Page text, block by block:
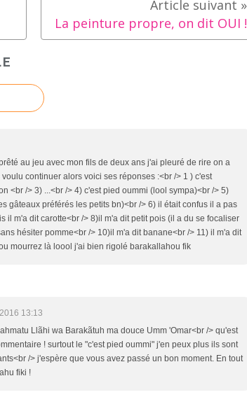
La peinture propre, on dit OUI !
au jeu avec mon fils de deux ans j'ai pleuré de rire on a
continuer alors voici ses réponses :<br /> 1 ) c'est
<br /> 3) ...<br /> 4) c'est pied oummi (lool sympa)<br /> 5)
gâteaux préférés les petits bn)<br /> 6) il était confus il a pas
il m'a dit carotte<br /> 8)il m'a dit petit pois (il a du se focaliser
hésiter pomme<br /> 10)il m'a dit banane<br /> 11) il m'a dit
mourrez là loool j'ai bien rigolé barakallahou fik
13:13
Llãhi wa Barakãtuh ma douce Umm 'Omar<br /> qu'est
! surtout le "c'est pied oummi" j'en peux plus ils sont
/> j'espère que vous avez passé un bon moment. En tout
fiki !